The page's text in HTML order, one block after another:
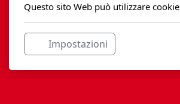
Questo sito Web può utilizzare
Impostazioni